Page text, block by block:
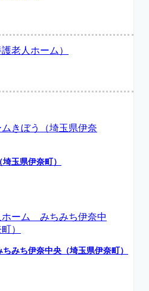
老人ホーム）
玉県伊奈町）
みち伊奈中央（埼玉県伊奈町）